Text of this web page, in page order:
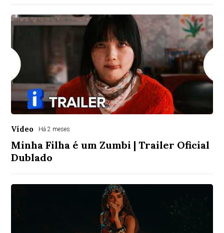
Vídeo Há 2 meses
Minha Filha é um Zumbi | Trailer Oficial
Dublado